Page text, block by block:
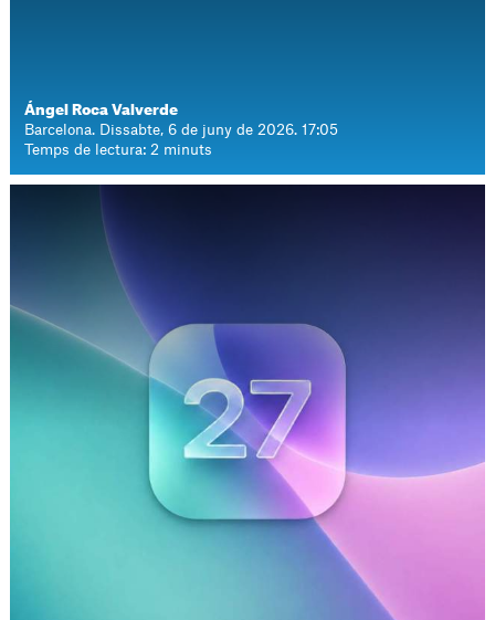
Ángel Roca Valverde
Barcelona. Dissabte, 6 de juny de 2026. 17:05
Temps de lectura: 2 minuts